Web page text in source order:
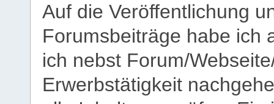
Auf die Veröffentlichung
Forumsbeiträge habe ich
ich nebst Forum/
Erwerbstätigkeit